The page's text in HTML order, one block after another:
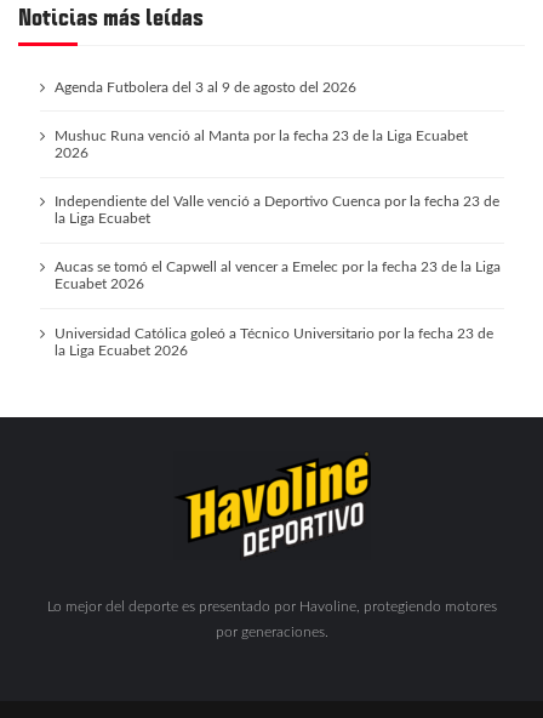
Noticias más leídas
Agenda Futbolera del 3 al 9 de agosto del 2026
Mushuc Runa venció al Manta por la fecha 23 de la Liga Ecuabet
2026
Independiente del Valle venció a Deportivo Cuenca por la fecha 23 de
la Liga Ecuabet
Aucas se tomó el Capwell al vencer a Emelec por la fecha 23 de la Liga
Ecuabet 2026
Universidad Católica goleó a Técnico Universitario por la fecha 23 de
la Liga Ecuabet 2026
Lo mejor del deporte es presentado por Havoline, protegiendo motores
por generaciones.